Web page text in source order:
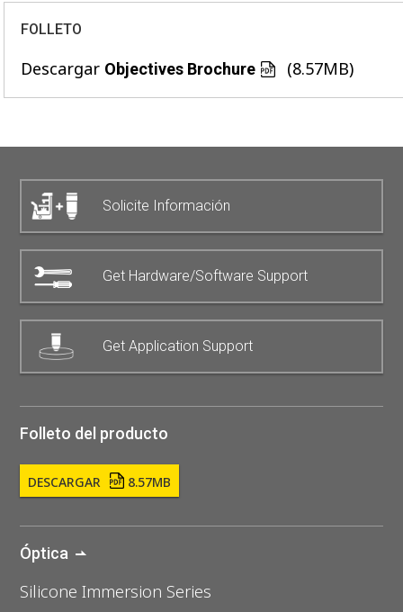
FOLLETO
Descargar Objectives Brochure (8.57MB)
Solicite Información
Get Hardware/Software Support
Get Application Support
Folleto del producto
DESCARGAR 8.57MB
Óptica
Silicone Immersion Series